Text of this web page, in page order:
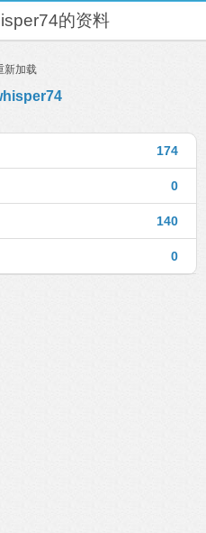
的资料
新加载
174
0
140
0